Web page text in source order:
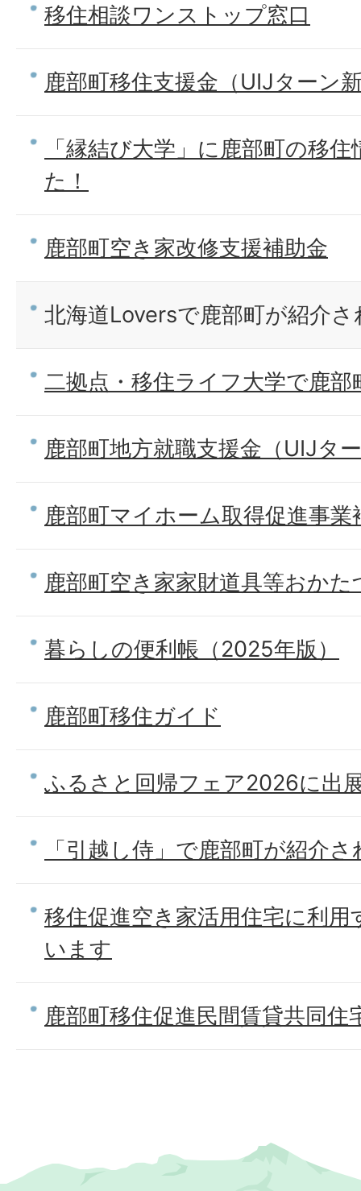
移住相談ワンストップ窓口
鹿部町移住支援金（UIJターン
「縁結び大学」に鹿部町の移
た！
鹿部町空き家改修支援補助金
北海道Loversで鹿部町が紹介
二拠点・移住ライフ大学で鹿
鹿部町地方就職支援金（UIJタ
鹿部町マイホーム取得促進事業
鹿部町空き家家財道具等おか
暮らしの便利帳（2025年版）
鹿部町移住ガイド
ふるさと回帰フェア2026に出
「引越し侍」で鹿部町が紹介
移住促進空き家活用住宅に利
います
鹿部町移住促進民間賃貸共同住